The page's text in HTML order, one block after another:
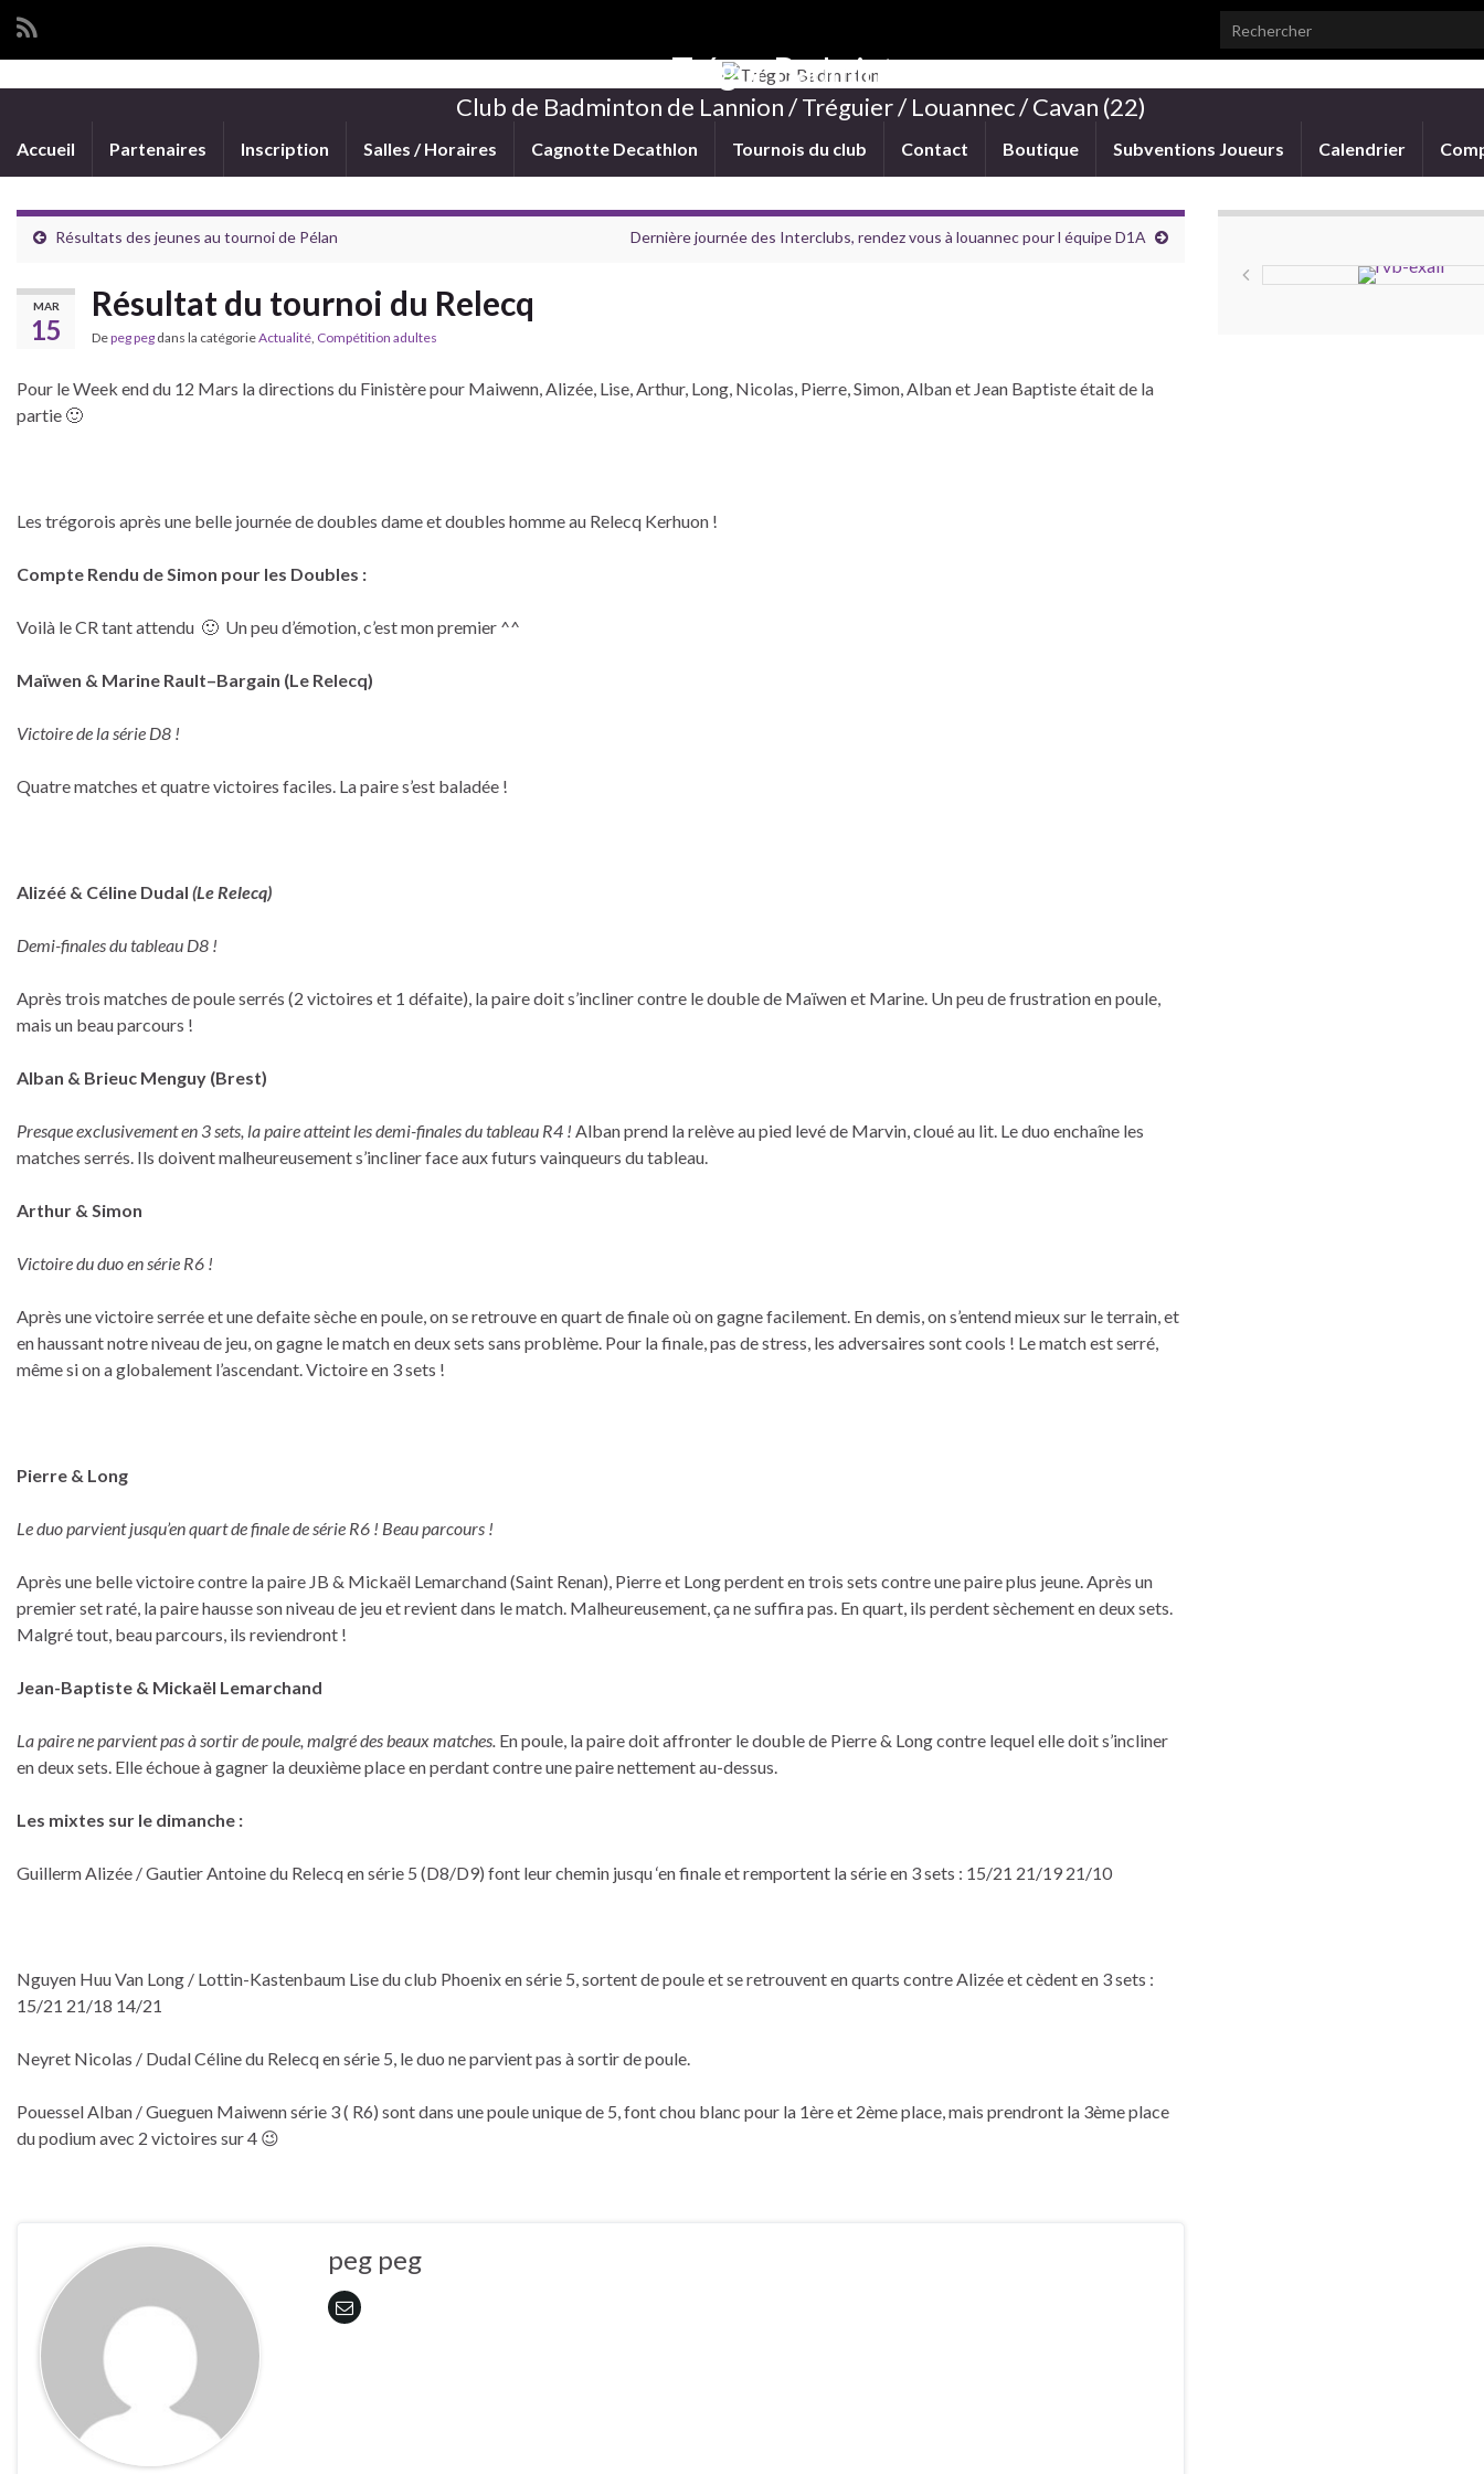
Search for:
Trégor Badminton
Club de Badminton de Lannion / Tréguier / Louannec / Cavan (22)
Accueil Partenaires Inscription Salles / Horaires Cagnotte Decathlon Tournois du club Contact Boutique Subventions Joueurs Calendrier
Résultats des jeunes au tournoi de Pélan Dernière journée des Interclubs, rendez vous à louannec pour l équipe D1A
MAR
15
Résultat du tournoi du Relecq
Depeg peg dans la catégorieActualité, Compétition adultes
Pour le Week end du 12 Mars la directions du Finistère pour Maiwenn, Alizée, Lise, Arthur, Long, Nicolas, Pierre, Simon, Alban et Jean Baptiste était de la
partie 🙂
Les trégorois après une belle journée de doubles dame et doubles homme au Relecq Kerhuon !
Compte Rendu de Simon pour les Doubles :
Voilà le CR tant attendu 🙂 Un peu d’émotion, c’est mon premier ^^
Maïwen & Marine Rault–Bargain (Le Relecq)
Victoire de la série D8 !
Quatre matches et quatre victoires faciles. La paire s’est baladée !
Alizéé & Céline Dudal (Le Relecq)
Demi-finales du tableau D8 !
Après trois matches de poule serrés (2 victoires et 1 défaite), la paire doit s’incliner contre le double de Maïwen et Marine. Un peu de frustration en poule,
mais un beau parcours !
Alban & Brieuc Menguy (Brest)
Presque exclusivement en 3 sets, la paire atteint les demi-finales du tableau R4 ! Alban prend la relève au pied levé de Marvin, cloué au lit. Le duo enchaîne les
matches serrés. Ils doivent malheureusement s’incliner face aux futurs vainqueurs du tableau.
Arthur & Simon
Victoire du duo en série R6 !
Après une victoire serrée et une defaite sèche en poule, on se retrouve en quart de finale où on gagne facilement. En demis, on s’entend mieux sur le terrain, et
en haussant notre niveau de jeu, on gagne le match en deux sets sans problème. Pour la finale, pas de stress, les adversaires sont cools ! Le match est serré,
même si on a globalement l’ascendant. Victoire en 3 sets !
Pierre & Long
Le duo parvient jusqu’en quart de finale de série R6 ! Beau parcours !
Après une belle victoire contre la paire JB & Mickaël Lemarchand (Saint Renan), Pierre et Long perdent en trois sets contre une paire plus jeune. Après un
premier set raté, la paire hausse son niveau de jeu et revient dans le match. Malheureusement, ça ne suffira pas. En quart, ils perdent sèchement en deux sets.
Malgré tout, beau parcours, ils reviendront !
Jean-Baptiste & Mickaël Lemarchand
La paire ne parvient pas à sortir de poule, malgré des beaux matches. En poule, la paire doit affronter le double de Pierre & Long contre lequel elle doit s’incliner
en deux sets. Elle échoue à gagner la deuxième place en perdant contre une paire nettement au-dessus.
Les mixtes sur le dimanche :
Guillerm Alizée / Gautier Antoine du Relecq en série 5 (D8/D9) font leur chemin jusqu ‘en finale et remportent la série en 3 sets : 15/21 21/19 21/10
Nguyen Huu Van Long / Lottin-Kastenbaum Lise du club Phoenix en série 5, sortent de poule et se retrouvent en quarts contre Alizée et cèdent en 3 sets :
15/21 21/18 14/21
Neyret Nicolas / Dudal Céline du Relecq en série 5, le duo ne parvient pas à sortir de poule.
Pouessel Alban / Gueguen Maiwenn série 3 ( R6) sont dans une poule unique de 5, font chou blanc pour la 1ère et 2ème place, mais prendront la 3ème place
du podium avec 2 victoires sur 4 😉
peg peg